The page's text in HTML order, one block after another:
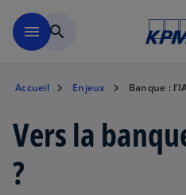
menu search
Accueil Enjeux Banque :
Vers la
?